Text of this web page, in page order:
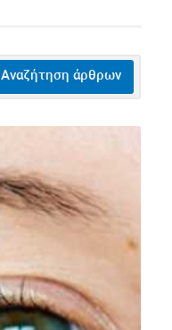
Αναζήτηση άρθρων